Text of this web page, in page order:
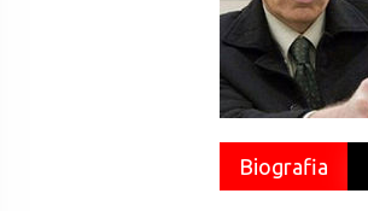
Biografia